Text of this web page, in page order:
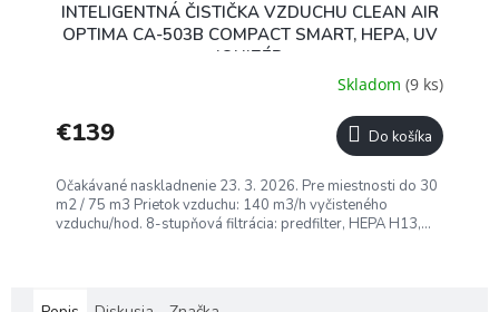
INTELIGENTNÁ ČISTIČKA VZDUCHU CLEAN AIR
OPTIMA CA-503B COMPACT SMART, HEPA, UV
IONIZÉR
Skladom (9 ks)
€139 Do košíka
Očakávané naskladnenie 23. 3. 2026. Pre miestnosti do 30
m2 / 75 m3 Prietok vzduchu: 140 m3/h vyčisteného
vzduchu/hod. 8-stupňová filtrácia: predfilter, HEPA H13,...